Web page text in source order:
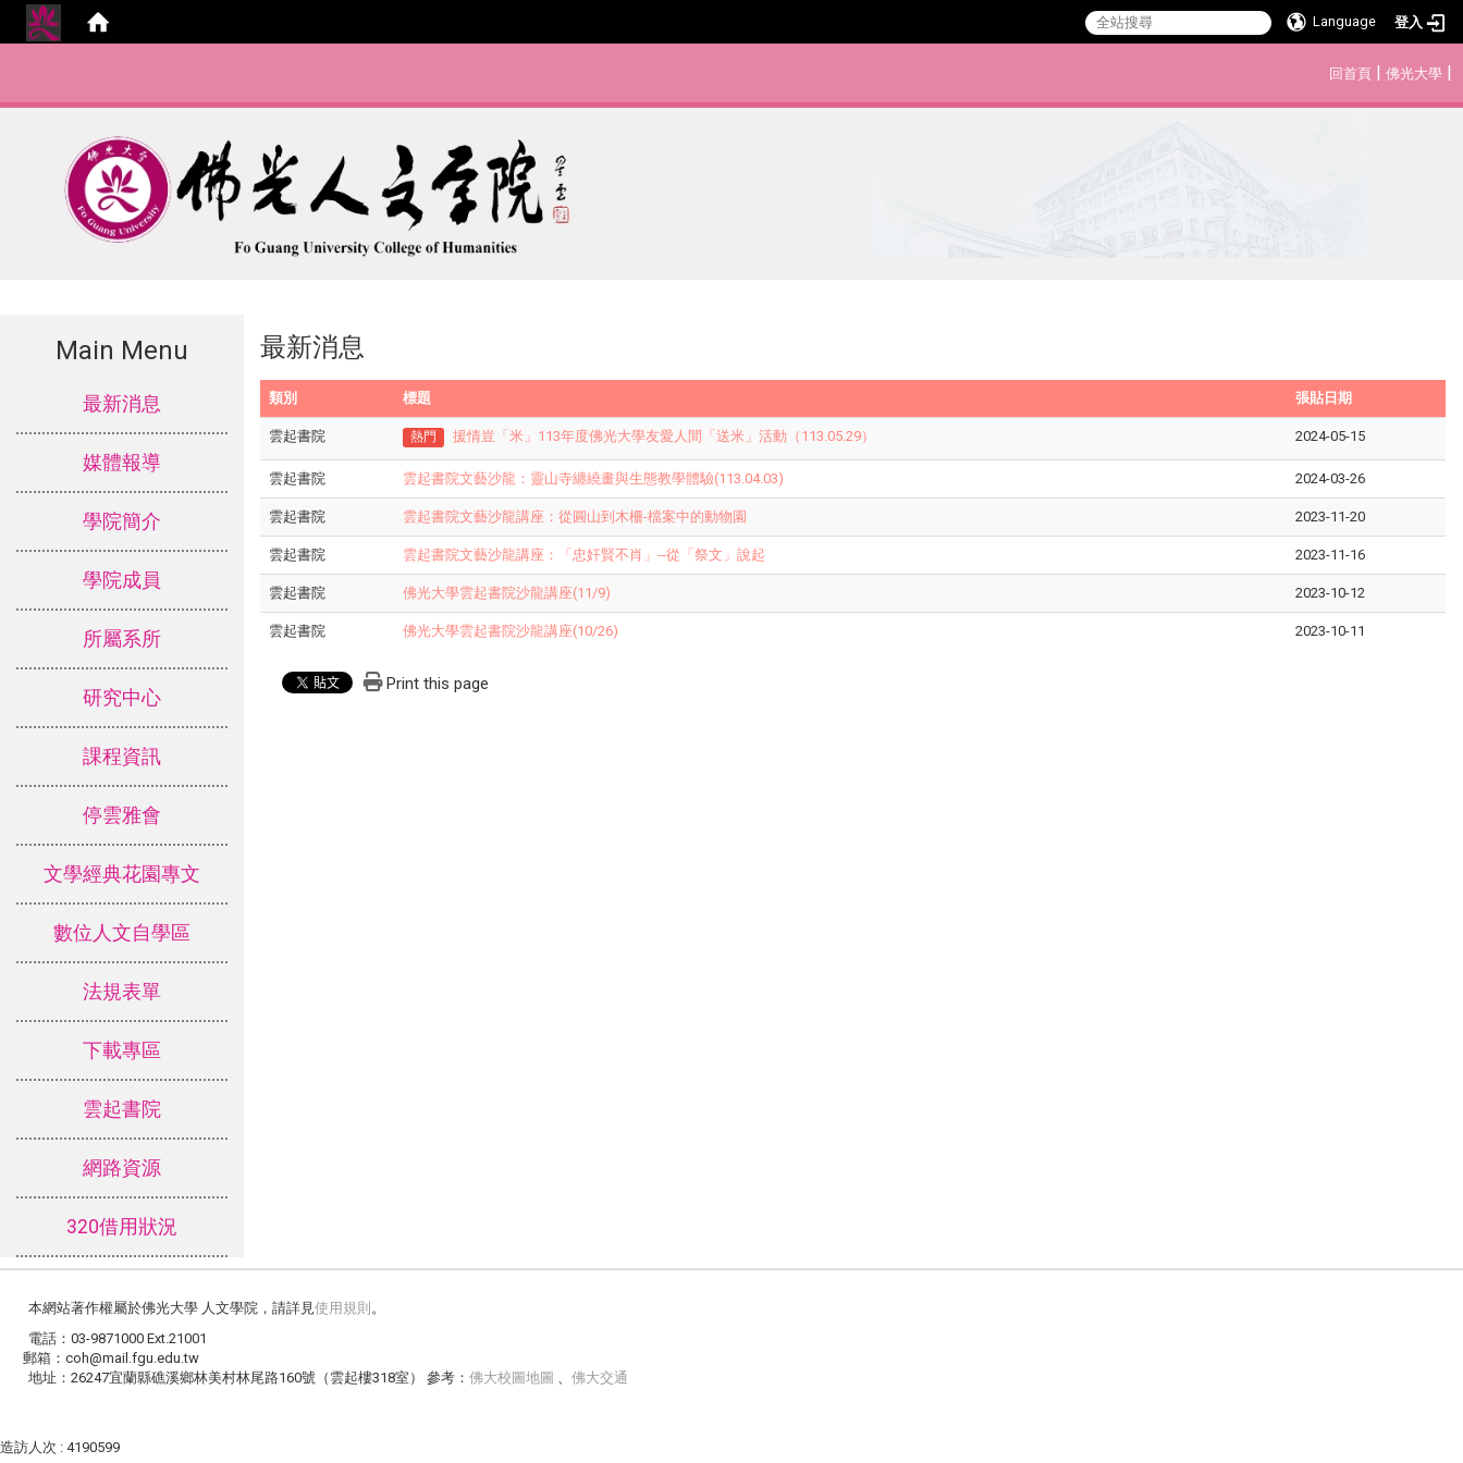
Language 登入
回首頁 | 佛光大學 |
Main Menu
最新消息
媒體報導
學院簡介
學院成員
所屬系所
研究中心
課程資訊
停雲雅會
文學經典花園專文
數位人文自學區
法規表單
下載專區
雲起書院
網路資源
320借用狀況
最新消息
類別 標題 張貼日期
雲起書院 熱門 援情豈「米」113年度佛光大學友愛人間「送米」活動（113.05.29） 2024-05-15
雲起書院 雲起書院文藝沙龍：靈山寺纏繞畫與生態教學體驗(113.04.03) 2024-03-26
雲起書院 雲起書院文藝沙龍講座：從圓山到木柵-檔案中的動物園 2023-11-20
雲起書院 雲起書院文藝沙龍講座：「忠奸賢不肖」--從「祭文」說起 2023-11-16
雲起書院 佛光大學雲起書院沙龍講座(11/9) 2023-10-12
雲起書院 佛光大學雲起書院沙龍講座(10/26) 2023-10-11
Print this page
本網站著作權屬於佛光大學 人文學院，請詳見使用規則 。
電話：03-9871000 Ext.21001
郵箱：coh@mail.fgu.edu.tw
地址：26247宜蘭縣礁溪鄉林美村林尾路160號（雲起樓318室） 參考： 佛大校圖地圖 、 佛大交通
造訪人次 : 4190599